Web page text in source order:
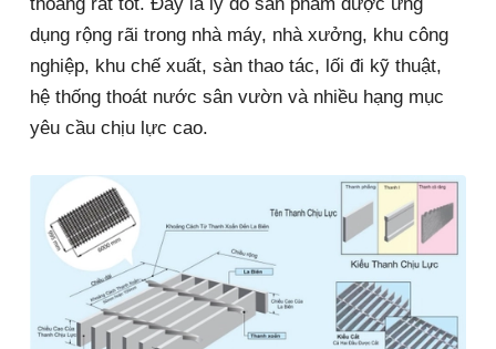
dụng rộng rãi trong nhà máy, nhà xưởng, khu công
nghiệp, khu chế xuất, sàn thao tác, lối đi kỹ thuật,
hệ thống thoát nước sân vườn và nhiều hạng mục
yêu cầu chịu lực cao.